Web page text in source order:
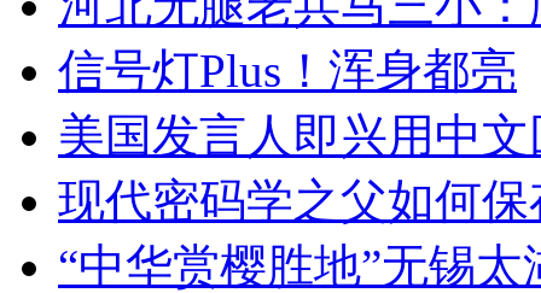
信号灯Plus！浑身都亮
美国发言人即兴用中
现代密码学之父如何
“中华赏樱胜地”无锡